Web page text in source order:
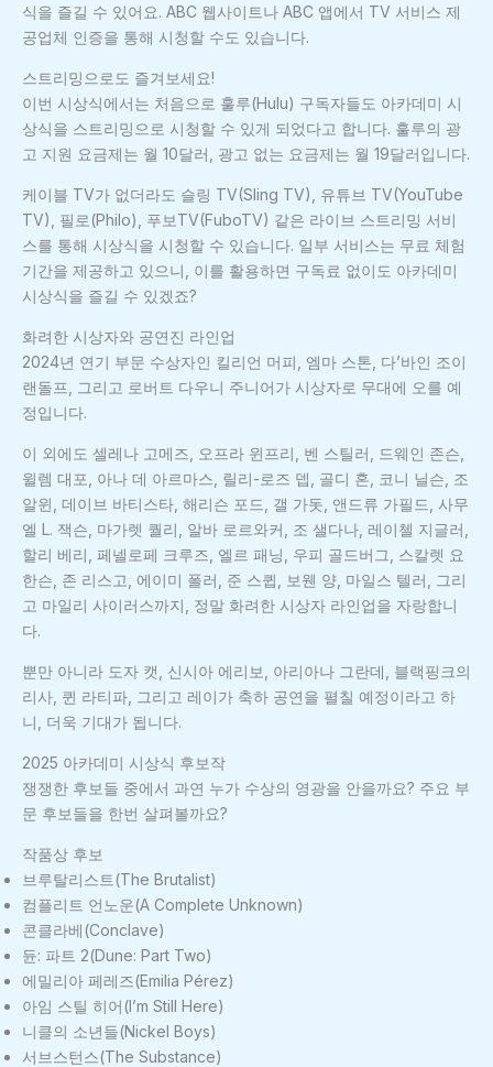
식을 즐길 수 있어요. ABC 웹사이트나 ABC 앱에서 TV 서비스 제
공업체 인증을 통해 시청할 수도 있습니다.
스트리밍으로도 즐겨보세요!
이번 시상식에서는 처음으로 훌루(Hulu) 구독자들도 아카데미 시
상식을 스트리밍으로 시청할 수 있게 되었다고 합니다. 훌루의 광
고 지원 요금제는 월 10달러, 광고 없는 요금제는 월 19달러입니다.
케이블 TV가 없더라도 슬링 TV(Sling TV), 유튜브 TV(YouTube
TV), 필로(Philo), 푸보TV(FuboTV) 같은 라이브 스트리밍 서비
스를 통해 시상식을 시청할 수 있습니다. 일부 서비스는 무료 체험
기간을 제공하고 있으니, 이를 활용하면 구독료 없이도 아카데미
시상식을 즐길 수 있겠죠?
화려한 시상자와 공연진 라인업
2024년 연기 부문 수상자인 킬리언 머피, 엠마 스톤, 다’바인 조이
랜돌프, 그리고 로버트 다우니 주니어가 시상자로 무대에 오를 예
정입니다.
이 외에도 셀레나 고메즈, 오프라 윈프리, 벤 스틸러, 드웨인 존슨,
윌렘 대포, 아나 데 아르마스, 릴리-로즈 뎁, 골디 혼, 코니 닐슨, 조
알윈, 데이브 바티스타, 해리슨 포드, 갤 가돗, 앤드류 가필드, 사무
엘 L. 잭슨, 마가렛 퀄리, 알바 로르와커, 조 샐다나, 레이첼 지글러,
할리 베리, 페넬로페 크루즈, 엘르 패닝, 우피 골드버그, 스칼렛 요
한슨, 존 리스고, 에이미 폴러, 준 스큅, 보웬 양, 마일스 텔러, 그리
고 마일리 사이러스까지, 정말 화려한 시상자 라인업을 자랑합니
다.
뿐만 아니라 도자 캣, 신시아 에리보, 아리아나 그란데, 블랙핑크의
리사, 퀸 라티파, 그리고 레이가 축하 공연을 펼칠 예정이라고 하
니, 더욱 기대가 됩니다.
2025 아카데미 시상식 후보작
쟁쟁한 후보들 중에서 과연 누가 수상의 영광을 안을까요? 주요 부
문 후보들을 한번 살펴볼까요?
작품상 후보
브루탈리스트(The Brutalist)
컴플리트 언노운(A Complete Unknown)
콘클라베(Conclave)
듄: 파트 2(Dune: Part Two)
에밀리아 페레즈(Emilia Pérez)
아임 스틸 히어(I’m Still Here)
니클의 소년들(Nickel Boys)
서브스턴스(The Substance)